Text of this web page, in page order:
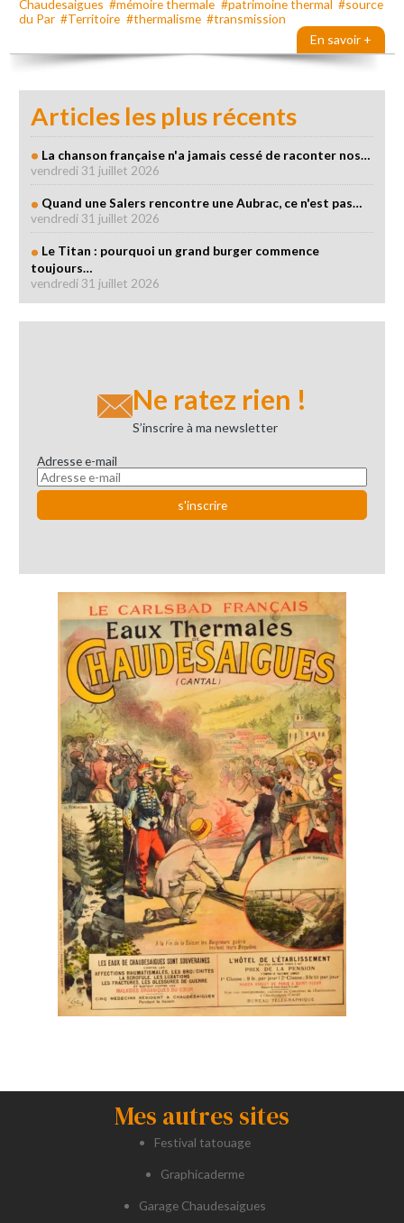
Chaudesaigues #mémoire thermale #patrimoine thermal #source
du Par #Territoire #thermalisme #transmission
En savoir +
Articles les plus récents
La chanson française n'a jamais cessé de raconter nos…
vendredi 31 juillet 2026
Quand une Salers rencontre une Aubrac, ce n'est pas…
vendredi 31 juillet 2026
Le Titan : pourquoi un grand burger commence
toujours…
vendredi 31 juillet 2026
Ne ratez rien !
S’inscrire à ma newsletter
Adresse e-mail
Mes autres sites
Festival tatouage
Graphicaderme
Garage Chaudesaigues